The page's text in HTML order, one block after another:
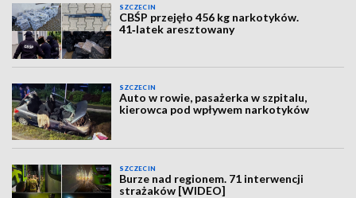
SZCZECIN
CBŚP przejęło 456 kg narkotyków.
41‑latek aresztowany
SZCZECIN
Auto w rowie, pasażerka w szpitalu,
kierowca pod wpływem narkotyków
SZCZECIN
Burze nad regionem. 71 interwencji
strażaków [WIDEO]